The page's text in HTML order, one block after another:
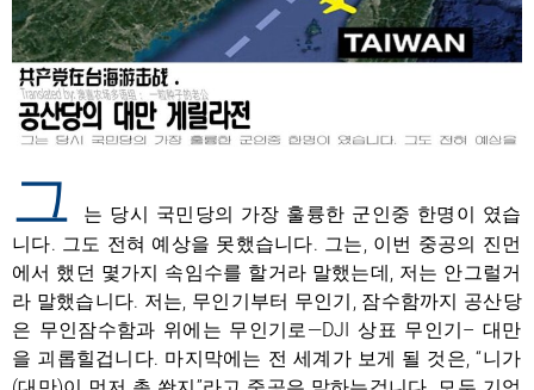
그
는 당시 국민당의 가장 훌륭한 군인중 한명이 였습
니다. 그도 전혀 예상을 못했습니다. 그는, 이번 중공의 진먼
에서 했던 몇가지 속임수를 할거라 말했는데, 저는 안그럴거
라 말했습니다. 저는, 무인기부터 무인기, 잠수함까지 공산당
은 무인잠수함과 위에는 무인기로—DJI 상표 무인기– 대만
을 괴롭힐겁니다. 마지막에는 전 세계가 보게 될 것은, “니가